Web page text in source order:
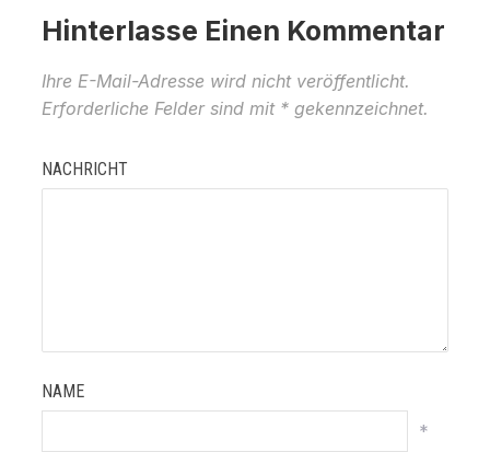
Hinterlasse Einen Kommentar
Ihre E-Mail-Adresse wird nicht veröffentlicht.
Erforderliche Felder sind mit *gekennzeichnet.
NACHRICHT
NAME
*